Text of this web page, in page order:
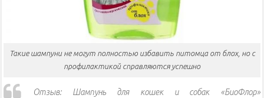
Такие шампуни не могут полностью избавить питомца от блох, но с
профилактикой справляются успешно
Отзыв: Шампунь для кошек и собак «БиоФлор»